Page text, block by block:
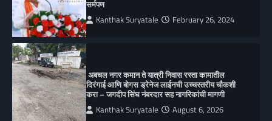
सर्मपण
Kanthak Suryatale February 26, 2024
अबचल नगर कमान ते यात्री निवास रस्ता कामातील
दिरंगाई आणि बोगस ड्रेनेज लाईनची उच्चस्तरीय चौकशी
करा – जगदीप सिंघ नंबरदार सह नागरिकांची मागणी
Kanthak Suryatale August 6, 2026